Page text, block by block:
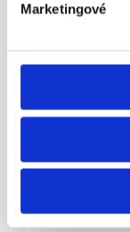
Marketingové
¶
Aleš